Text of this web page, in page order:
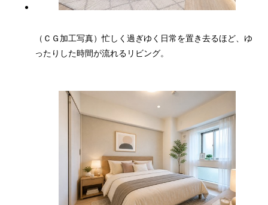
（ＣＧ加工写真）忙しく過ぎゆく日常を置き去るほど、ゆ
ったりした時間が流れるリビング。